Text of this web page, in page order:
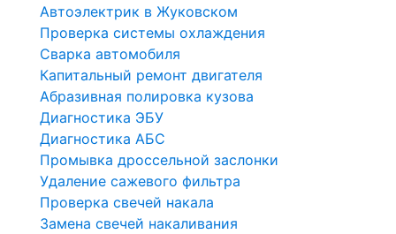
Автоэлектрик в Жуковском
Проверка системы охлаждения
Сварка автомобиля
Капитальный ремонт двигателя
Абразивная полировка кузова
Диагностика ЭБУ
Диагностика АБС
Промывка дроссельной заслонки
Удаление сажевого фильтра
Проверка свечей накала
Замена свечей накаливания